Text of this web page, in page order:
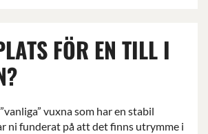
FÖR EN TILL I
vuxna som har en stabil
ni funderat på att det finns utrymme i